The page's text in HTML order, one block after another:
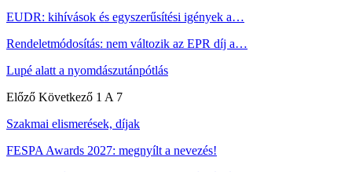
EUDR: kihívások és egyszerűsítési igények a…
Rendeletmódosítás: nem változik az EPR díj a…
Lupé alatt a nyomdászutánpótlás
Előző Következő 1 A 7
Szakmai elismerések, díjak
FESPA Awards 2027: megnyílt a nevezés!